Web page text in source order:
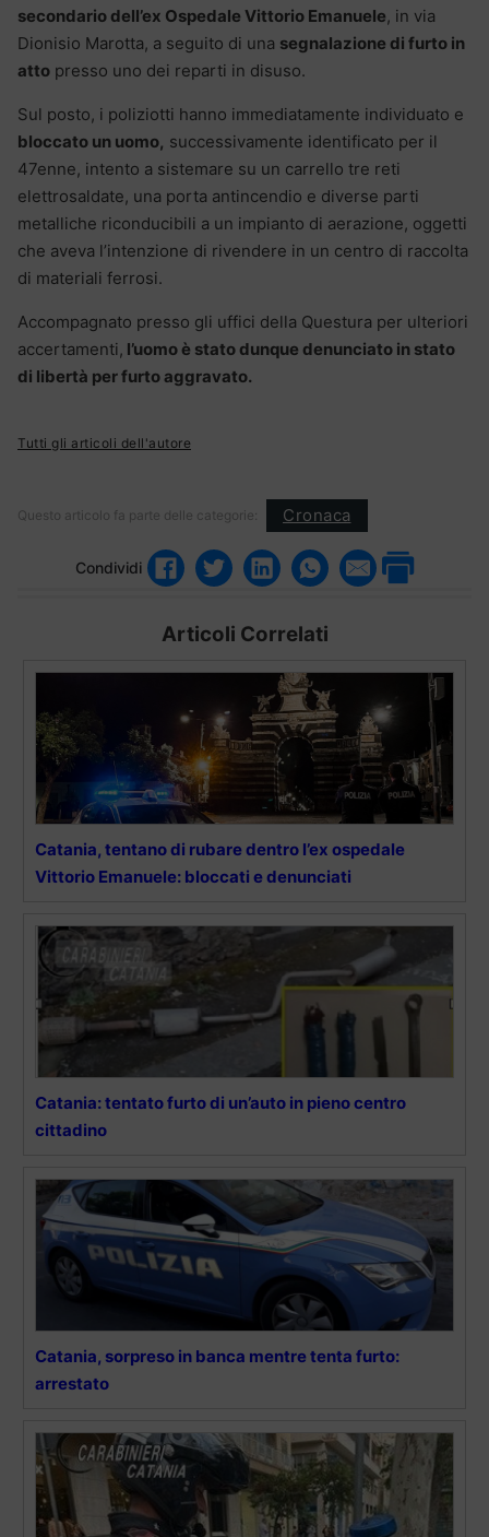
secondario dell’ex Ospedale Vittorio Emanuele, in via
Dionisio Marotta, a seguito di una segnalazione di furto in
atto presso uno dei reparti in disuso.
Sul posto, i poliziotti hanno immediatamente individuato e
bloccato un uomo, successivamente identificato per il
47enne, intento a sistemare su un carrello tre reti
elettrosaldate, una porta antincendio e diverse parti
metalliche riconducibili a un impianto di aerazione, oggetti
che aveva l’intenzione di rivendere in un centro di raccolta
di materiali ferrosi.
Accompagnato presso gli uffici della Questura per ulteriori
accertamenti, l’uomo è stato dunque denunciato in stato
di libertà per furto aggravato.
Tutti gli articoli dell'autore
Questo articolo fa parte delle categorie: Cronaca
Condividi
Articoli Correlati
Catania, tentano di rubare dentro l’ex ospedale
Vittorio Emanuele: bloccati e denunciati
Catania: tentato furto di un’auto in pieno centro
cittadino
Catania, sorpreso in banca mentre tenta furto:
arrestato